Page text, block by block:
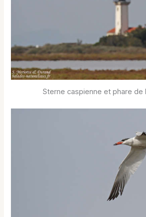
Sterne caspienne et phare de